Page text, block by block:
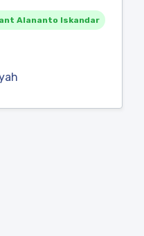
Alananto Iskandar